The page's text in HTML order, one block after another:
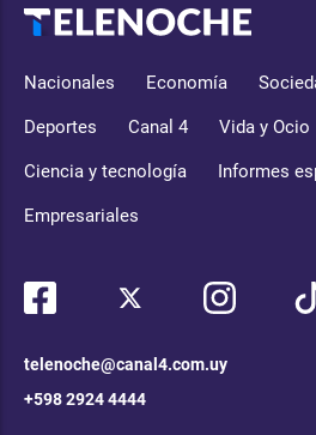
Nacionales Economía
Deportes Canal 4 Vida y Ocio
Ciencia y tecnología Informes
Empresariales
telenoche@canal4.com.uy
+598 2924 4444